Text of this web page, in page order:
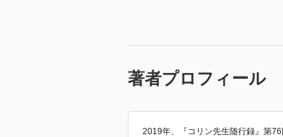
著者プロフィール
2019年、『コリン先生随行録』第